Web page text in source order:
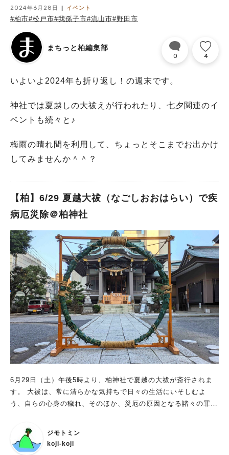
2024年6月28日 イベント
#柏市#松戸市#我孫子市#流山市#野田市
まちっと柏編集部
0 4
いよいよ2024年も折り返し！の週末です。
神社では夏越しの大祓えが行われたり、七夕関連のイ
ベントも続々と♪
梅雨の晴れ間を利用して、ちょっとそこまでお出かけ
してみませんか＾＾？
【柏】6/29 夏越大祓（なごしおおはらい）で疾
病厄災除＠柏神社
6月29日（土）午後5時より、柏神社で夏越の大祓が斎行されま
す。 大祓は、常に清らかな気持ちで日々の生活にいそしむよ
う、自らの心身の穢れ、そのほか、災厄の原因となる諸々の罪・
る伊弉諾尊（いざなぎのみこと）の禊祓（みそぎはらい）を起源
とし、宮中においても、古くから大祓がおこなわれてきました。
中世以降、各神社で年中行事の一つとして普及し、現在では多く
ジモトミン
koji-koji